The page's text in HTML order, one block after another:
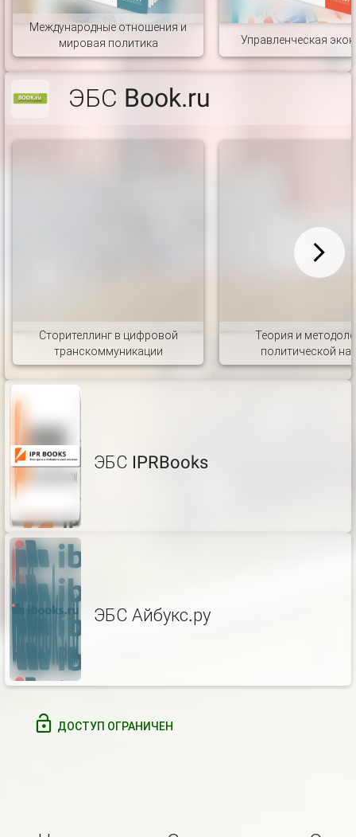
Международные отношения и
мировая политика
Управленческая
ЭБС Book.ru
Сторителлинг в цифровой
транскоммуникации
Теория и
политической
ЭБС IPRBooks
ЭБС Айбукс.ру
ДОСТУП ОГРАНИЧЕН